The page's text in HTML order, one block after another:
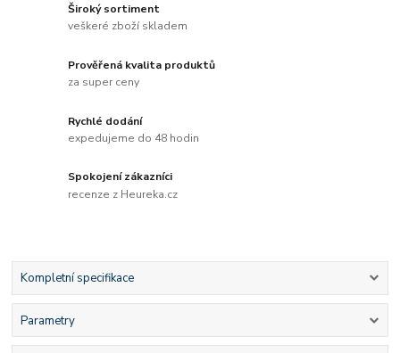
Široký sortiment
veškeré zboží skladem
Prověřená kvalita produktů
za super ceny
Rychlé dodání
expedujeme do 48 hodin
Spokojení zákazníci
recenze z Heureka.cz
Kompletní specifikace
Parametry